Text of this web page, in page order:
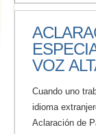
VOZ
Cuando uno
idioma
Aclaración de